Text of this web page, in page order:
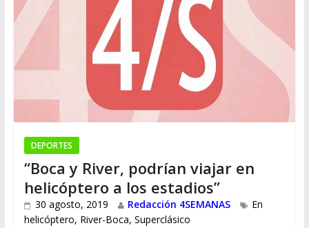
DEPORTES
“Boca y River, podrían viajar en
helicóptero a los estadios”
30 agosto, 2019 Redacción 4SEMANAS
En
helicóptero, River-Boca, Superclásico